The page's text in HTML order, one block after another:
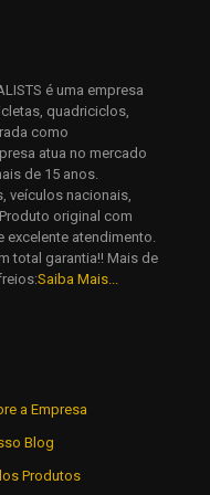
para a próxima vez que
é uma empresa
quadriciclos,
como
atua no mercado
de 15 anos.
veículos nacionais,
original com
excelente atendimento.
total garantia!! Mais de
Saiba Mais...
a Empresa
Blog
Produtos